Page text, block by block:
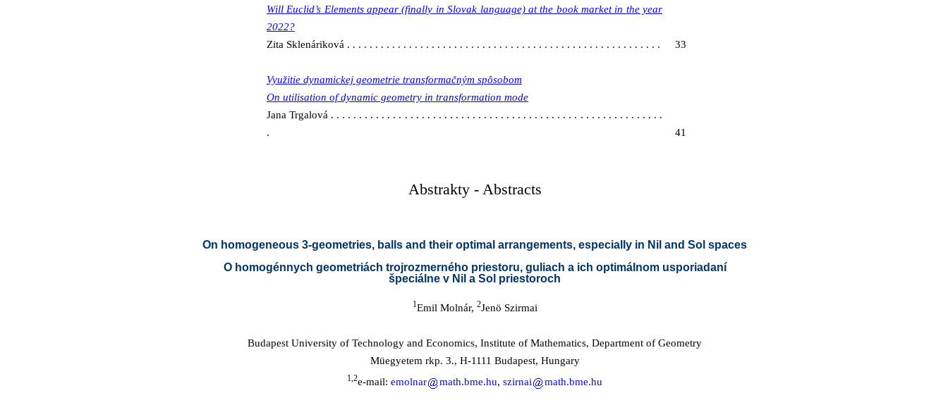
Will Euclid’s Elements appear (finally in Slovak language) at the book market in the year
2022?
Zita Sklenáriková . . . . . . . . . . . . . . . . . . . . . . . . . . . . . . . . . . . . . . . . . . . . . . . . . . . . . . . .
33
Využitie dynamickej geometrie transformačným spôsobom
On utilisation of dynamic geometry in transformation mode
Jana Trgalová . . . . . . . . . . . . . . . . . . . . . . . . . . . . . . . . . . . . . . . . . . . . . . . . . . . . . . . . . . .
.
41
Abstrakty - Abstracts
On homogeneous 3-geometries, balls and their optimal arrangements, especially in Nil and Sol spaces
O homogénnych geometriách trojrozmerného priestoru, guliach a ich optimálnom usporiadaní
špeciálne v Nil a Sol priestoroch
1Emil Molnár, 2Jenö Szirmai
Budapest University of Technology and Economics, Institute of Mathematics, Department of Geometry
Müegyetem rkp. 3., H-1111 Budapest, Hungary
1,2e-mail: emolnar math.bme.hu, szirnai math.bme.hu